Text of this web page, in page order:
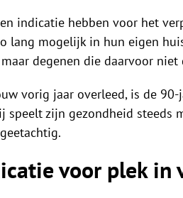
indicatie hebben voor het
lang mogelijk in hun eigen
degenen die daarvoor
vorig jaar overleed, is de
speelt zijn gezondheid
voor plek in